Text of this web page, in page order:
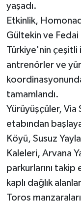
yaşadı.
Etkinlik,
Gültekin ve Fedai
Türkiye'nin çeşitli
antrenörler ve
tamamlandı.
Yürüyüşçüler, Via
etabından
Köyü, Susuz
Kaleleri, Arvana
parkurlarını
kaplı dağlık
Toros